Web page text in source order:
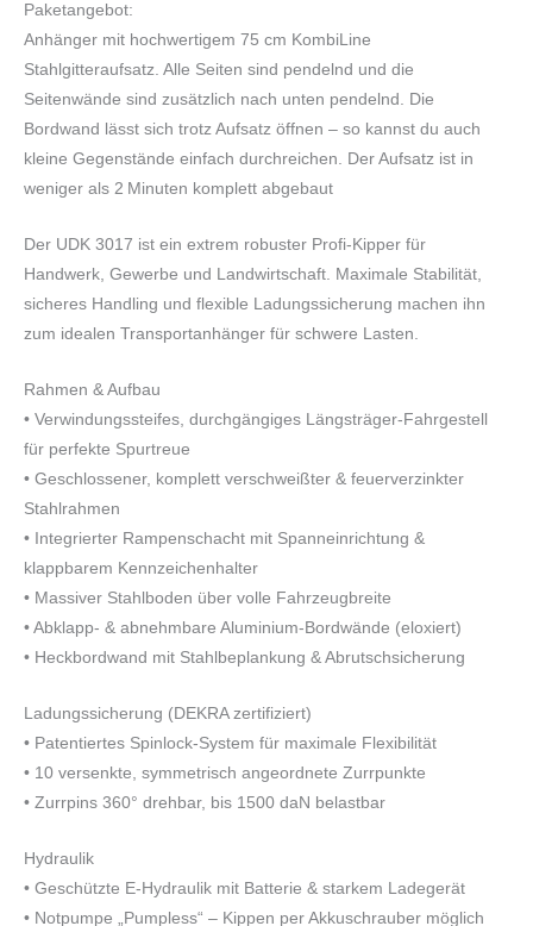
Paketangebot:
Anhänger mit hochwertigem 75 cm KombiLine
Stahlgitteraufsatz. Alle Seiten sind pendelnd und die
Seitenwände sind zusätzlich nach unten pendelnd. Die
Bordwand lässt sich trotz Aufsatz öffnen – so kannst du auch
kleine Gegenstände einfach durchreichen. Der Aufsatz ist in
weniger als 2 Minuten komplett abgebaut
Der UDK 3017 ist ein extrem robuster Profi-Kipper für
Handwerk, Gewerbe und Landwirtschaft. Maximale Stabilität,
sicheres Handling und flexible Ladungssicherung machen ihn
zum idealen Transportanhänger für schwere Lasten.
Rahmen & Aufbau
• Verwindungssteifes, durchgängiges Längsträger-Fahrgestell
für perfekte Spurtreue
• Geschlossener, komplett verschweißter & feuerverzinkter
Stahlrahmen
• Integrierter Rampenschacht mit Spanneinrichtung &
klappbarem Kennzeichenhalter
• Massiver Stahlboden über volle Fahrzeugbreite
• Abklapp- & abnehmbare Aluminium-Bordwände (eloxiert)
• Heckbordwand mit Stahlbeplankung & Abrutschsicherung
Ladungssicherung (DEKRA zertifiziert)
• Patentiertes Spinlock-System für maximale Flexibilität
• 10 versenkte, symmetrisch angeordnete Zurrpunkte
• Zurrpins 360° drehbar, bis 1500 daN belastbar
Hydraulik
• Geschützte E-Hydraulik mit Batterie & starkem Ladegerät
• Notpumpe „Pumpless“ – Kippen per Akkuschrauber möglich